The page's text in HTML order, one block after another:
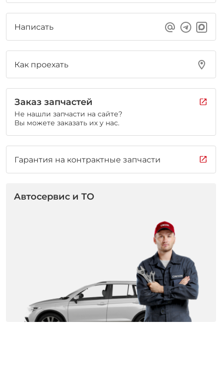
Написать
Как проехать
Заказ запчастей
Не нашли запчасти на сайте?
Вы можете заказать их у нас.
Гарантия на контрактные запчасти
Автосервис и ТО